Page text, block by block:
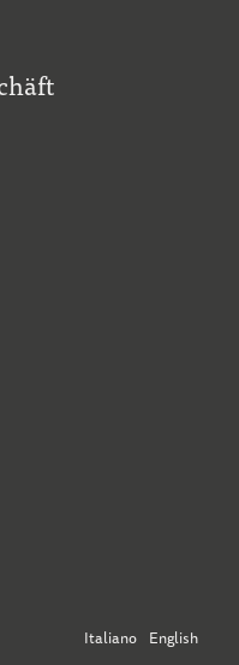
Italiano English